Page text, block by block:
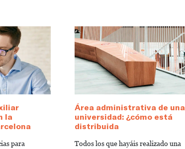
la
para
Área administrativa de una
universidad: ¿cómo está
distribuida
Todos los que hayáis realizado una